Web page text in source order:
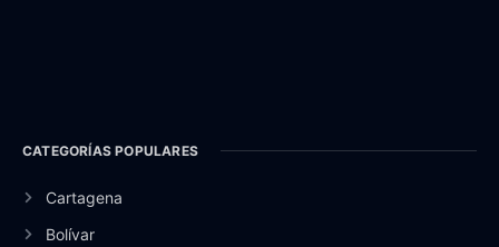
CATEGORÍAS POPULARES
Cartagena
Bolívar